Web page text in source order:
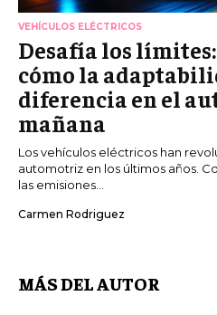
VEHÍCULOS ELÉCTRICOS
Desafía los
cómo la
diferencia en el
mañana
Los vehículos eléctricos han
automotriz en los últimos años.
las emisiones...
Carmen Rodriguez
MÁS DEL AUTOR